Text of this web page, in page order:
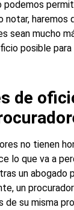
notar, haremos
sean mucho
posible
de
no tienen
lo que va a
un abogado
un
de su misma